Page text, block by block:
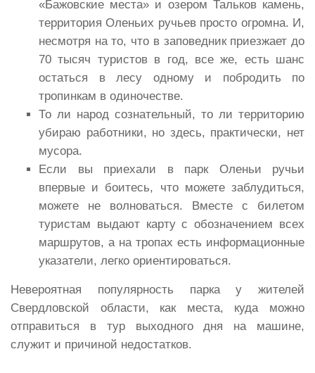
«Бажовские места» и озером Тальков камень,
территория Оленьих ручьев просто огромна. И,
несмотря на то, что в заповедник приезжает до
70 тысяч туристов в год, все же, есть шанс
остаться в лесу одному и побродить по
тропинкам в одиночестве.
То ли народ сознательный, то ли территорию
убираю работники, но здесь, практически, нет
мусора.
Если вы приехали в парк Оленьи ручьи
впервые и боитесь, что можете заблудиться,
можете не волноваться. Вместе с билетом
туристам выдают карту с обозначением всех
маршрутов, а на тропах есть информационные
указатели, легко ориентироваться.
Невероятная популярность парка у жителей
Свердловской области, как места, куда можно
отправиться в тур выходного дня на машине,
служит и причиной недостатков.